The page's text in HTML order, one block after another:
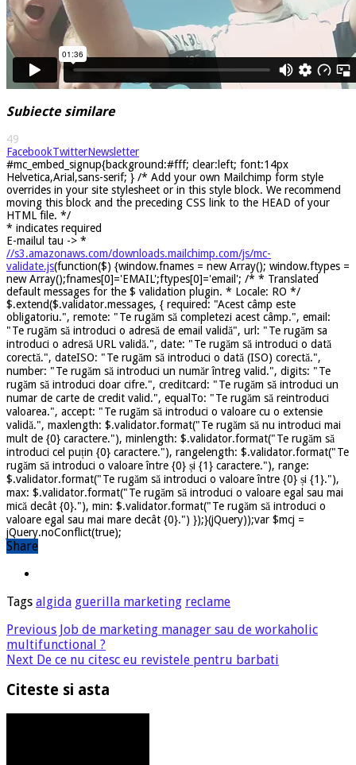
Subiecte similare
49
FacebookTwitterNewsletter
#mc_embed_signup{background:#fff; clear:left; font:14px
Helvetica,Arial,sans-serif; } /* Add your own Mailchimp form style
overrides in your site stylesheet or in this style block. We recommend
moving this block and the preceding CSS link to the HEAD of your
HTML file. */
* indicates required
E-mailul tau -> *
//s3.amazonaws.com/downloads.mailchimp.com/js/mc-
validate.js(function($) {window.fnames = new Array(); window.ftypes =
new Array();fnames[0]='EMAIL';ftypes[0]='email'; /* * Translated
default messages for the $ validation plugin. * Locale: RO */
$.extend($.validator.messages, { required: "Acest câmp este
obligatoriu.", remote: "Te rugăm să completezi acest câmp.", email:
"Te rugăm să introduci o adresă de email validă", url: "Te rugăm sa
introduci o adresă URL validă.", date: "Te rugăm să introduci o dată
corectă.", dateISO: "Te rugăm să introduci o dată (ISO) corectă.",
number: "Te rugăm să introduci un număr întreg valid.", digits: "Te
rugăm să introduci doar cifre.", creditcard: "Te rugăm să introduci un
numar de carte de credit valid.", equalTo: "Te rugăm să reintroduci
valoarea.", accept: "Te rugăm să introduci o valoare cu o extensie
validă.", maxlength: $.validator.format("Te rugăm să nu introduci mai
mult de {0} caractere."), minlength: $.validator.format("Te rugăm să
introduci cel puțin {0} caractere."), rangelength: $.validator.format("Te
rugăm să introduci o valoare între {0} și {1} caractere."), range:
$.validator.format("Te rugăm să introduci o valoare între {0} și {1}."),
max: $.validator.format("Te rugăm să introduci o valoare egal sau mai
mică decât {0}."), min: $.validator.format("Te rugăm să introduci o
valoare egal sau mai mare decât {0}.") });}(jQuery));var $mcj =
jQuery.noConflict(true);
Share
Tags algida guerilla marketing reclame
Previous Job de marketing manager sau de workaholic
multifunctional ?
Next De ce nu citesc eu revistele pentru barbati
Citeste si asta